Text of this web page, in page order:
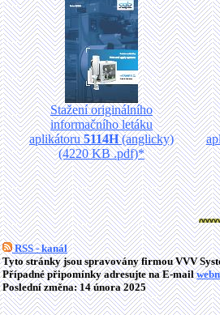
Stažení originálního
informačního letáku
aplikátoru5114H(anglicky)
(4220 KB .pdf)*
RSS - kanál
Tyto stránky jsou spravovány firmou VVV
Případné připomínky adresujte na E-mail
Poslední změna: 14 února 2025